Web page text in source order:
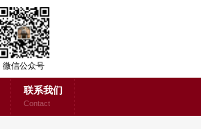
微信公众号
联系我们
Contact